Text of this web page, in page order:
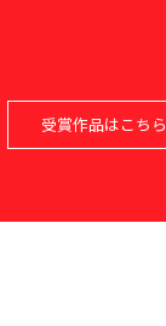
受賞作品はこちら